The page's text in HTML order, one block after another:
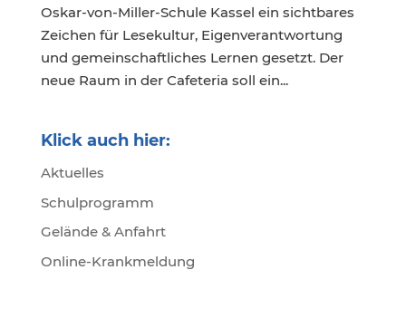
Oskar-von-Miller-Schule Kassel ein sichtbares
Zeichen für Lesekultur, Eigenverantwortung
und gemeinschaftliches Lernen gesetzt. Der
neue Raum in der Cafeteria soll ein...
Klick auch hier:
Aktuelles
Schulprogramm
Gelände & Anfahrt
Online-Krankmeldung